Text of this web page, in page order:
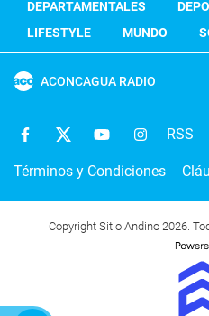
DEPARTAMENTALES
LIFESTYLE
MUNDO
ACONCAGUA RADIO
RSS
Términos y Condiciones
Copyright Sitio Andino 2026.